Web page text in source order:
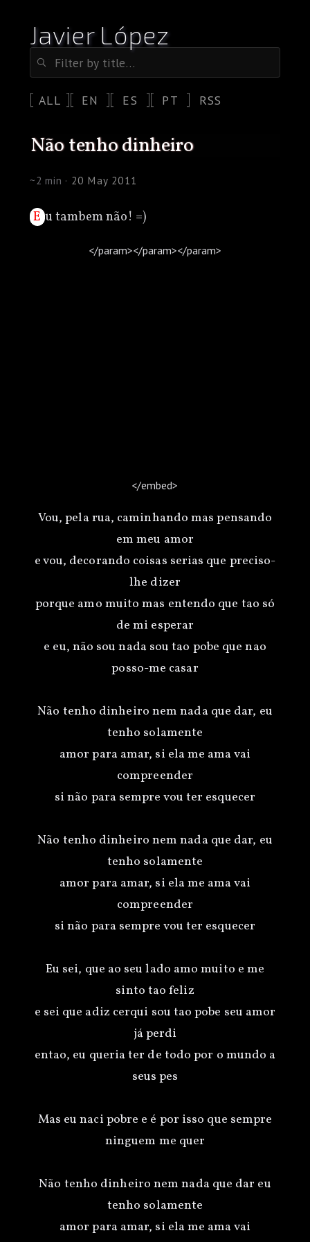
Javier López
ALL EN ES PT RSS
não tenho dinheiro
~2 min · 20 May 2011
Eu tambem não! =)
</param></param></param>
</embed>
Vou, pela rua, caminhando mas pensando
em meu amor
e vou, decorando coisas serias que preciso-
lhe dizer
porque amo muito mas entendo que tao só
de mi esperar
e eu, não sou nada sou tao pobe que nao
posso-me casar
Não tenho dinheiro nem nada que dar, eu
tenho solamente
amor para amar, si ela me ama vai
compreender
si não para sempre vou ter esquecer
Não tenho dinheiro nem nada que dar, eu
tenho solamente
amor para amar, si ela me ama vai
compreender
si não para sempre vou ter esquecer
Eu sei, que ao seu lado amo muito e me
sinto tao feliz
e sei que adiz cerqui sou tao pobe seu amor
já perdi
entao, eu queria ter de todo por o mundo a
seus pes
Mas eu naci pobre e é por isso que sempre
ninguem me quer
Não tenho dinheiro nem nada que dar eu
tenho solamente
amor para amar, si ela me ama vai